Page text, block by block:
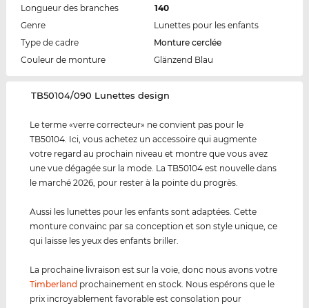
Longueur des branches
140
Genre
Lunettes pour les enfants
Type de cadre
Monture cerclée
Couleur de monture
Glänzend Blau
‌TB50104/090 Lunettes design
Le terme «verre correcteur» ne convient pas pour le
TB50104. Ici, vous achetez un accessoire qui augmente
votre regard au prochain niveau et montre que vous avez
une vue dégagée sur la mode. La TB50104 est nouvelle dans
le marché 2026, pour rester à la pointe du progrès.
Aussi les lunettes pour les enfants sont adaptées. Cette
monture convainc par sa conception et son style unique, ce
qui laisse les yeux des enfants briller.
La prochaine livraison est sur la voie, donc nous avons votre
Timberland prochainement en stock. Nous espérons que le
prix incroyablement favorable est consolation pour